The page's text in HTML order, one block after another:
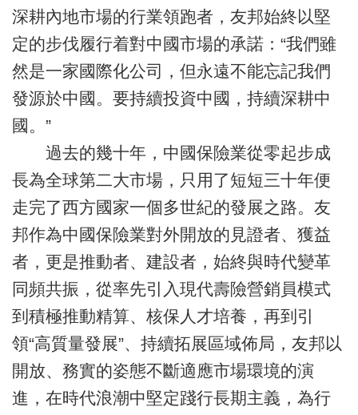
深耕內地市場的行業領跑者，友邦始終以堅
定的步伐履行着對中國市場的承諾：“我們雖
然是一家國際化公司，但永遠不能忘記我們
發源於中國。要持續投資中國，持續深耕中
國。”
過去的幾十年，中國保險業從零起步成
長為全球第二大市場，只用了短短三十年便
走完了西方國家一個多世紀的發展之路。友
邦作為中國保險業對外開放的見證者、獲益
者，更是推動者、建設者，始終與時代變革
同頻共振，從率先引入現代壽險營銷員模式
到積極推動精算、核保人才培養，再到引
領“高質量發展”、持續拓展區域佈局，友邦以
開放、務實的姿態不斷適應市場環境的演
進，在時代浪潮中堅定踐行長期主義，為行